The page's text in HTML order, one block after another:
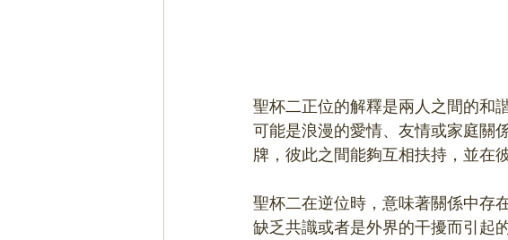
聖杯二正位的解釋是兩人之間的和
可能是浪漫的愛情、友情或家庭關
牌，彼此之間能夠互相扶持，並在
聖杯二在逆位時，意味著關係中存
缺乏共識或者是外界的干擾而引起